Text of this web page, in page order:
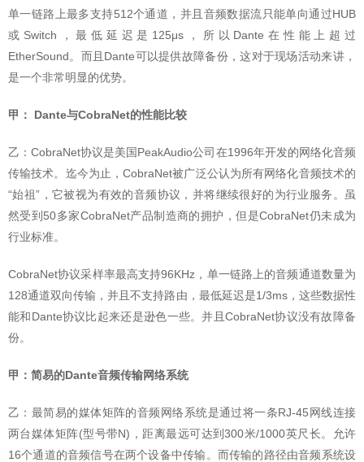
单一链路上最多支持512个通道，并且音频数据流只能单向通过HUB
或Switch，最低延迟是125μs，所以Dante在性能上超过
EtherSound。而且Dante可以提供故障备份，这对于现场活动来讲，
是一个非常明显的优势。
甲： Dante与CobraNet的性能比较
乙：CobraNet协议是美国PeakAudio公司在1996年开发的网络化音频
传输技术。迄今为止，CobraNet被广泛公认为所有网络化音频技术的
“始祖”，它被视为有效的音频协议，并将继续很好的为行业服务。虽
然受到50多家CobraNet产品制造商的拥护，但是CobraNet仍未成为
行业标准。
CobraNet协议采样率最高支持96KHz，单一链路上的音频通道数量为
128通道双向传输，并且不支持路由，最低延迟是1/3ms，这些数据性
能和Dante协议比起来还是逊色一些。并且CobraNet协议没有故障备
份。
甲：简易的Dante音频传输网络系统
乙：最简易的媒体矩阵的音频网络系统是通过将一条RJ-45网线连接
两台媒体矩阵(型号带N)，距离最远可达到300米/1000英尺长。允许
16个通道的音频信号在两个设备中传输。而传输的路径由音频系统设